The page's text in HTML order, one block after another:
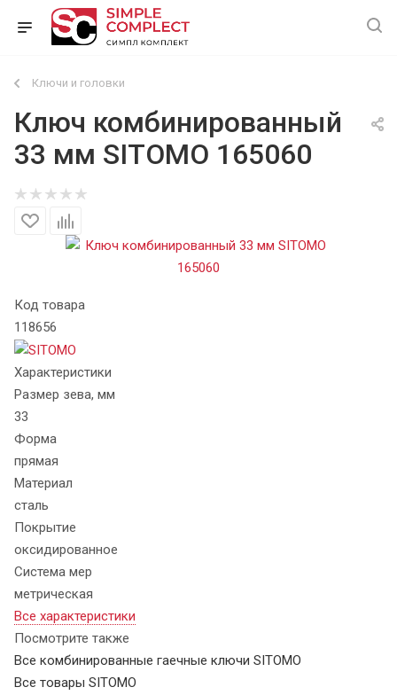
Ключи и головки
Ключ комбинированный
33 мм SITOMO 165060
Код товара
118656
Характеристики
Размер зева, мм
33
Форма
прямая
Материал
сталь
Покрытие
оксидированное
Система мер
метрическая
Все характеристики
Посмотрите также
Все комбинированные гаечные ключи SITOMO
Все товары SITOMO